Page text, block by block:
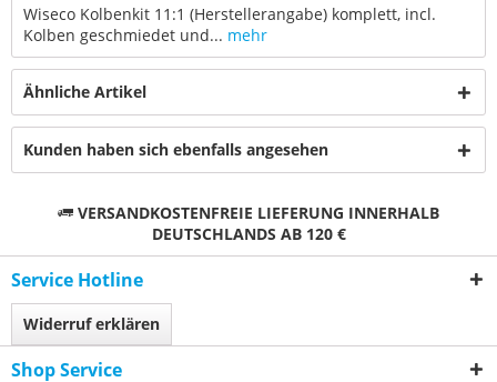
Wiseco Kolbenkit 11:1 (Herstellerangabe) komplett, incl.
Kolben geschmiedet und... mehr
Ähnliche Artikel
Kunden haben sich ebenfalls angesehen
VERSANDKOSTENFREIE LIEFERUNG INNERHALB
DEUTSCHLANDS AB 120 €
Service Hotline
Widerruf erklären
Shop Service